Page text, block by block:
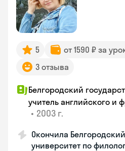
5 от 1590 ₽ за
3 отзыва
Белгородский
учитель английского и
• 2003 г.
Окончила
университет по